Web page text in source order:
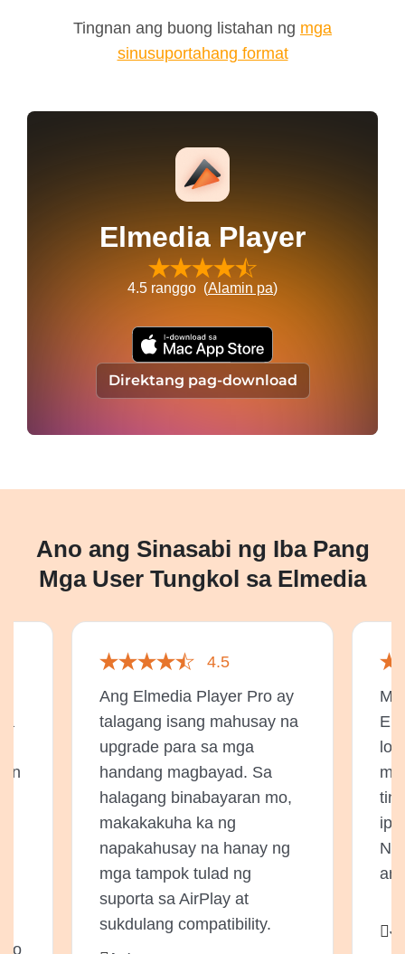
Tingnan ang buong listahan ng mga
sinusuportahang format
Elmedia Player
4.5 ranggo (Alamin pa)
Direktang pag-download
Ano ang Sinasabi ng Iba Pang
Mga User Tungkol sa Elmedia
4.5
Ang Elmedia Player Pro ay
talagang isang mahusay na
upgrade para sa mga
handang magbayad. Sa
halagang binabayaran mo,
makakakuha ka ng
napakahusay na hanay ng
mga tampok tulad ng
suporta sa AirPlay at
sukdulang compatibility.